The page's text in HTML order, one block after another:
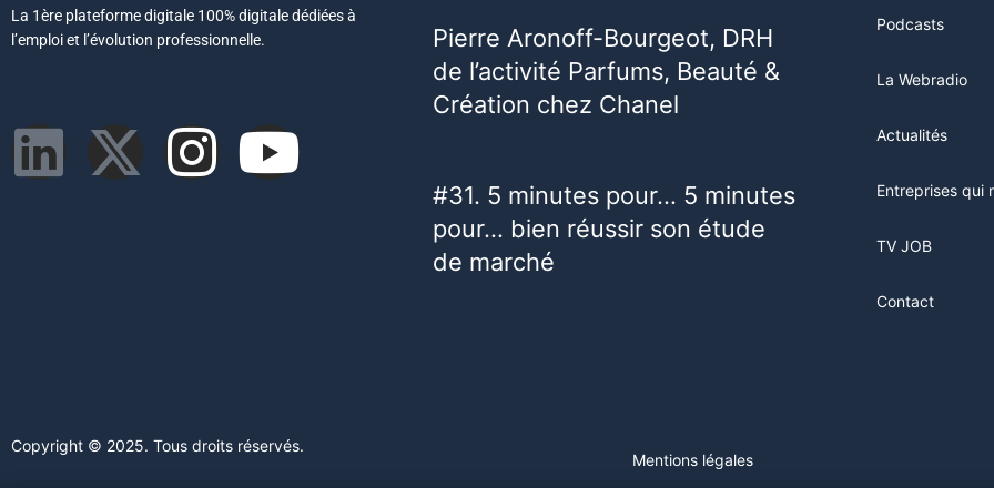
La 1ère plateforme digitale 100% digitale dédiées à
l’emploi et l’évolution professionnelle.
Pierre Aronoff-Bourgeot, DRH
de l’activité Parfums, Beauté &
Création chez Chanel
#31. 5 minutes pour… 5 minutes
pour… bien réussir son étude
de marché
Podcasts
La Webradio
Actualités
Entreprises qui
TV JOB
Contact
Copyright © 2025. Tous droits réservés.
Mentions légales